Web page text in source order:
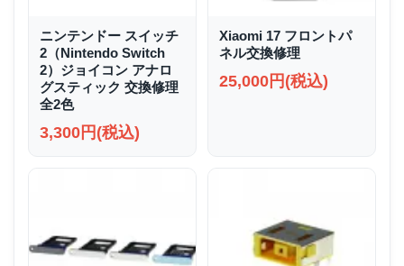
ニンテンドー スイッチ
2（Nintendo Switch
2）ジョイコン アナロ
グスティック 交換修理
全2色
3,300円(税込)
Xiaomi 17 フロントパ
ネル交換修理
25,000円(税込)